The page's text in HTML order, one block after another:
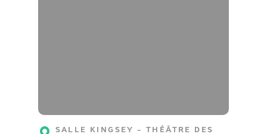
SALLE KINGSEY - THÉÂTRE DES